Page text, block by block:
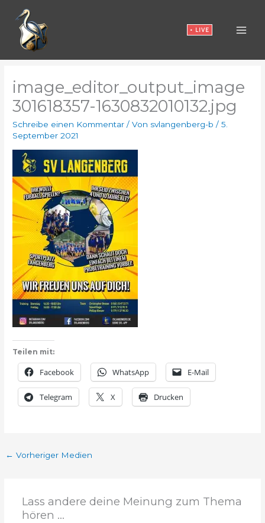
Inhalt
springen
• LIVE
image_editor_output_image
301618357-1630832010132.jpg
Schreibe einen Kommentar / Von svlangenberg-b/5.
September 2021
Teilen mit:
Facebook WhatsApp E-Mail
Telegram X Drucken
← Vorheriger Medien
Lass andere deine Meinung zum Thema
hören ...